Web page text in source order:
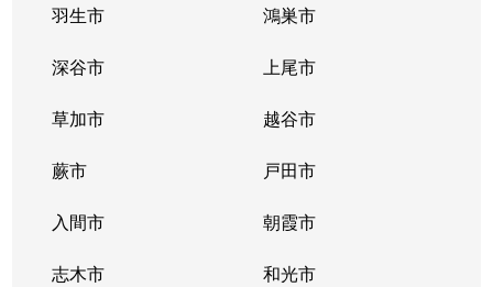
羽生市 鴻巣市
深谷市 上尾市
草加市 越谷市
蕨市 戸田市
入間市 朝霞市
志木市 和光市